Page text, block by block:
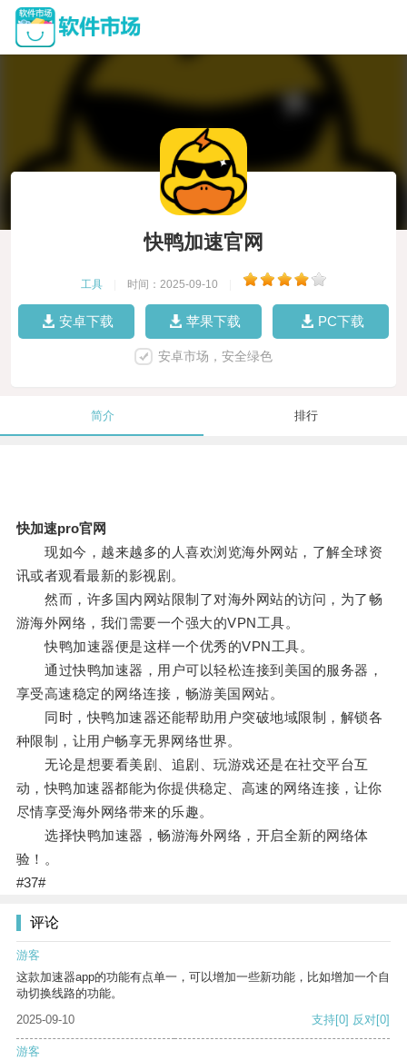
快鸭加速官网
工具 时间：2025-09-10
安卓下载 苹果下载 PC下载
安卓市场，安全绿色
简介 排行
快加速pro官网
现如今，越来越多的人喜欢浏览海外网站，了解全球资
讯或者观看最新的影视剧。
然而，许多国内网站限制了对海外网站的访问，为了畅
游海外网络，我们需要一个强大的VPN工具。
快鸭加速器便是这样一个优秀的VPN工具。
通过快鸭加速器，用户可以轻松连接到美国的服务器，
享受高速稳定的网络连接，畅游美国网站。
同时，快鸭加速器还能帮助用户突破地域限制，解锁各
种限制，让用户畅享无界网络世界。
无论是想要看美剧、追剧、玩游戏还是在社交平台互
动，快鸭加速器都能为你提供稳定、高速的网络连接，让你
尽情享受海外网络带来的乐趣。
选择快鸭加速器，畅游海外网络，开启全新的网络体
验！。
#37#
评论
游客
这款加速器app的功能有点单一，可以增加一些新功能，比如增加一个自
动切换线路的功能。
2025-09-10
支持[0] 反对[0]
游客